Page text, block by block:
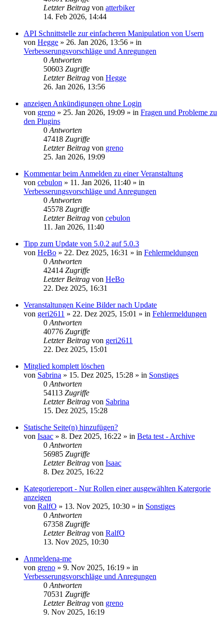
Letzter Beitrag von atterbiker
14. Feb 2026, 14:44
API Schnittstelle zur einfacheren Manipulation von Usern
von Hegge » 26. Jan 2026, 13:56 » in
Verbesserungsvorschläge und Anregungen
0 Antworten
50603 Zugriffe
Letzter Beitrag von Hegge
26. Jan 2026, 13:56
anzeigen Ankündigungen ohne Login
von greno » 25. Jan 2026, 19:09 » in Fragen und Probleme zu
den Plugins
0 Antworten
47418 Zugriffe
Letzter Beitrag von greno
25. Jan 2026, 19:09
Kommentar beim Anmelden zu einer Veranstaltung
von cebulon » 11. Jan 2026, 11:40 » in
Verbesserungsvorschläge und Anregungen
0 Antworten
45578 Zugriffe
Letzter Beitrag von cebulon
11. Jan 2026, 11:40
Tipp zum Update von 5.0.2 auf 5.0.3
von HeBo » 22. Dez 2025, 16:31 » in Fehlermeldungen
0 Antworten
42414 Zugriffe
Letzter Beitrag von HeBo
22. Dez 2025, 16:31
Veranstaltungen Keine Bilder nach Update
von geri2611 » 22. Dez 2025, 15:01 » in Fehlermeldungen
0 Antworten
40776 Zugriffe
Letzter Beitrag von geri2611
22. Dez 2025, 15:01
Mitglied komplett löschen
von Sabrina » 15. Dez 2025, 15:28 » in Sonstiges
0 Antworten
54113 Zugriffe
Letzter Beitrag von Sabrina
15. Dez 2025, 15:28
Statische Seite(n) hinzufügen?
von Isaac » 8. Dez 2025, 16:22 » in Beta test - Archive
0 Antworten
56985 Zugriffe
Letzter Beitrag von Isaac
8. Dez 2025, 16:22
Kategoriereport - Nur Rollen einer ausgewählten Katergorie
anzeigen
von RalfO » 13. Nov 2025, 10:30 » in Sonstiges
0 Antworten
67358 Zugriffe
Letzter Beitrag von RalfO
13. Nov 2025, 10:30
Anmeldena-me
von greno » 9. Nov 2025, 16:19 » in
Verbesserungsvorschläge und Anregungen
0 Antworten
70531 Zugriffe
Letzter Beitrag von greno
9. Nov 2025, 16:19